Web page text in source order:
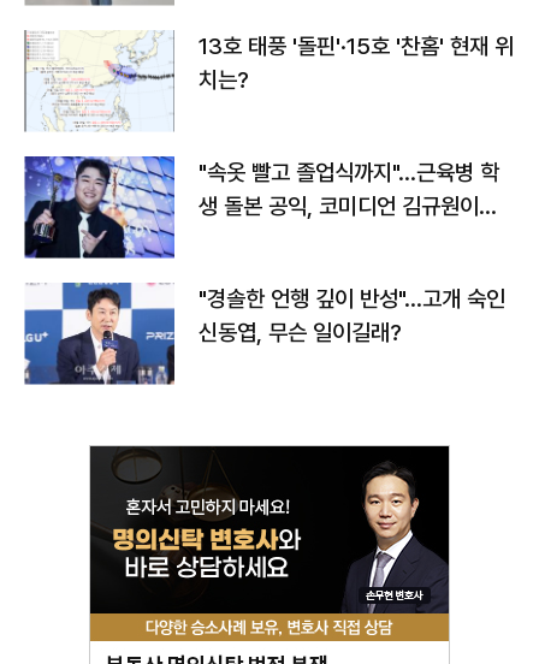
13호 태풍 '돌핀'·15호 '찬홈' 현재 위
치는?
"속옷 빨고 졸업식까지"…근육병 학
생 돌본 공익, 코미디언 김규원이었
"경솔한 언행 깊이 반성"…고개 숙인
신동엽, 무슨 일이길래?